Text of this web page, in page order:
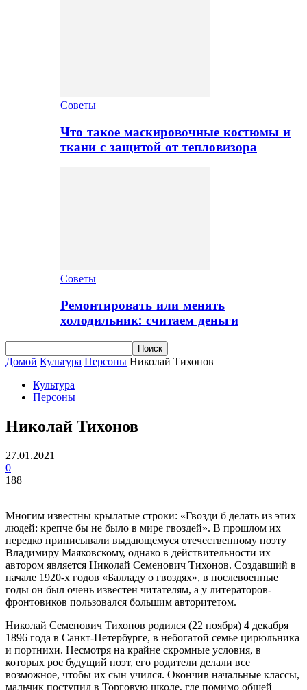
Советы
Что такое маскировочные костюмы и
ткани с защитой от тепловизора
Советы
Ремонтировать или менять
холодильник: считаем деньги
Домой Культура Персоны Николай Тихонов
Культура
Персоны
Николай Тихонов
27.01.2021
0
188
Многим известны крылатые строки: «Гвозди б делать из этих
людей: крепче бы не было в мире гвоздей». В прошлом их
нередко приписывали выдающемуся отечественному поэту
Владимиру Маяковскому, однако в действительности их
автором является Николай Семенович Тихонов. Создавший в
начале 1920-х годов «Балладу о гвоздях», в послевоенные
годы он был очень известен читателям, а у литераторов-
фронтовиков пользовался большим авторитетом.
Николай Семенович Тихонов родился (22 ноября) 4 декабря
1896 года в Санкт-Петербурге, в небогатой семье цирюльника
и портнихи. Несмотря на крайне скромные условия, в
которых рос будущий поэт, его родители делали все
возможное, чтобы их сын учился. Окончив начальные классы,
мальчик поступил в Торговую школе, где помимо общей